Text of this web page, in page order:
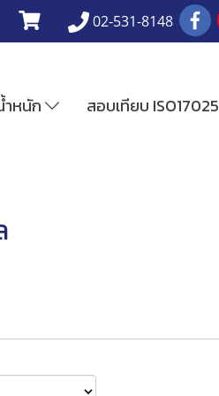
02-531-8148
ำหนัก สอบเทียบ ISO17025